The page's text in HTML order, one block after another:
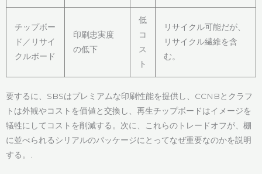
チップボー
ド／リサイ
クルボード
印刷忠実度
の低下
低
コ
ス
ト
リサイクル可能だが、
リサイクル繊維を含
む。
要するに、SBSはプレミアムな印刷性能を提供し、CCNBとクラフ
トは外観やコストを価値と交換し、再生チップボードはイメージを
犠牲にしてコストを削減する。次に、これらのトレードオフが、棚
に並べられるシリアルのパッケージにとってなぜ重要なのかを説明
する。.